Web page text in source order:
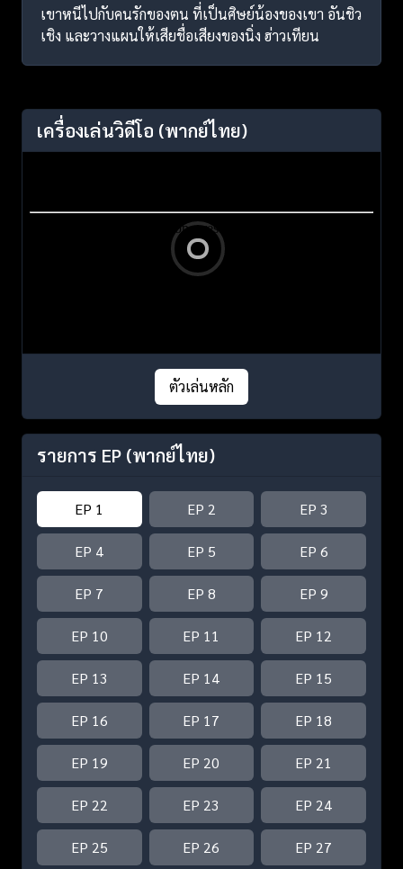
เขาหนีไปกับคนรักของตน ที่เป็นศิษย์น้องของเขา อันชิว
เชิง และวางแผนให้เสียชื่อเสียงของนิ่ง ฮ่าวเทียน
เครื่องเล่นวิดีโอ (พากย์ไทย)
ตัวเล่นหลัก
รายการ EP (พากย์ไทย)
EP 1 EP 2 EP 3
EP 4 EP 5 EP 6
EP 7 EP 8 EP 9
EP 10 EP 11 EP 12
EP 13 EP 14 EP 15
EP 16 EP 17 EP 18
EP 19 EP 20 EP 21
EP 22 EP 23 EP 24
EP 25 EP 26 EP 27